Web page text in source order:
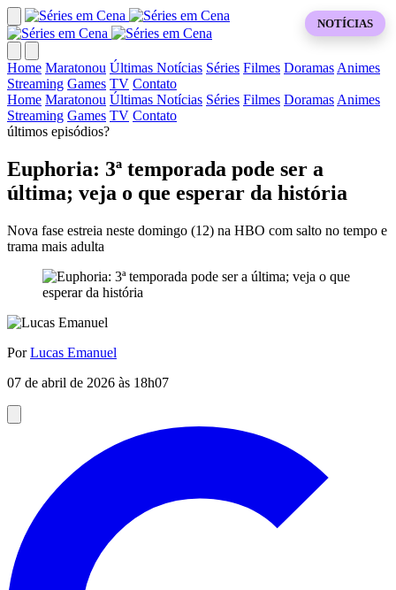
Home Maratonou Últimas Notícias Séries Filmes Doramas Animes
Streaming Games TV Contato
Home Maratonou Últimas Notícias Séries Filmes Doramas Animes
Streaming Games TV Contato
últimos episódios?
Euphoria: 3ª temporada pode ser a
última; veja o que esperar da história
Nova fase estreia neste domingo (12) na HBO com salto no tempo e
trama mais adulta
NOTÍCIAS
PorLucas Emanuel
07 de abril de 2026 às 18h07